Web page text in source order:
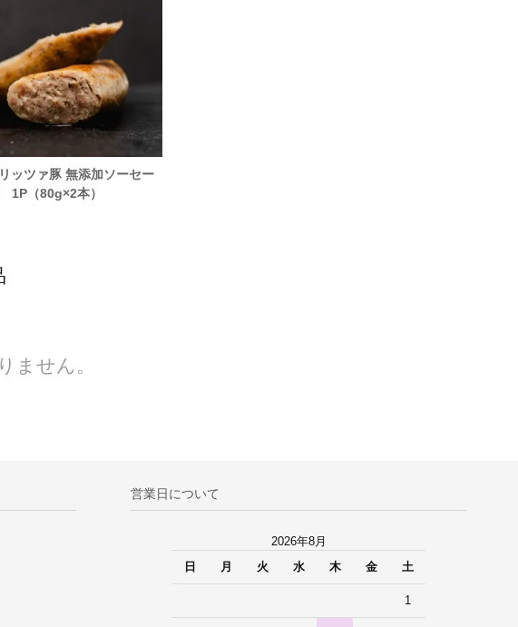
ッツァ豚 無添加ソーセー
1P（80g×2本）
ません。
営業日について
2026年8月
日
月 火 水 木 金 土
1